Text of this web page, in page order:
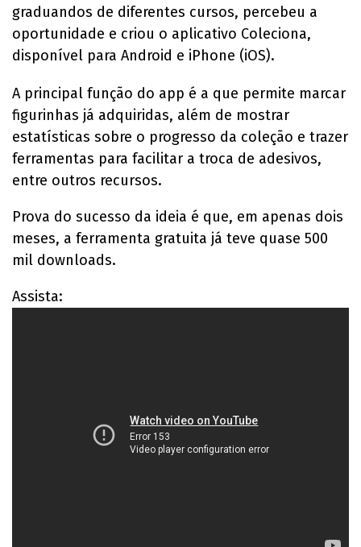
graduandos de diferentes cursos, percebeu a
oportunidade e criou o aplicativo Coleciona,
disponível para Android e iPhone (iOS).
A principal função do app é a que permite marcar
figurinhas já adquiridas, além de mostrar
estatísticas sobre o progresso da coleção e trazer
ferramentas para facilitar a troca de adesivos,
entre outros recursos.
Prova do sucesso da ideia é que, em apenas dois
meses, a ferramenta gratuita já teve quase 500
mil downloads.
Assista: